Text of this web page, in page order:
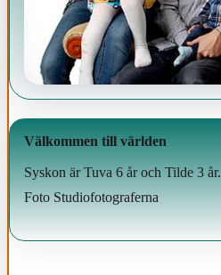
Välkommen till världen
Syskon är Tuva 6 år och Tilde 3 år.
Foto Studiofotograferna